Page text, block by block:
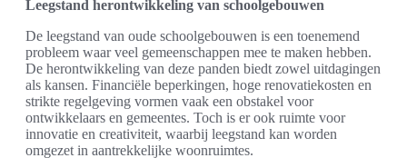
Leegstand herontwikkeling van schoolgebouwen
De leegstand van oude schoolgebouwen is een toenemend
probleem waar veel gemeenschappen mee te maken hebben.
De herontwikkeling van deze panden biedt zowel uitdagingen
als kansen. Financiële beperkingen, hoge renovatiekosten en
strikte regelgeving vormen vaak een obstakel voor
ontwikkelaars en gemeentes. Toch is er ook ruimte voor
innovatie en creativiteit, waarbij leegstand kan worden
omgezet in aantrekkelijke woonruimtes.